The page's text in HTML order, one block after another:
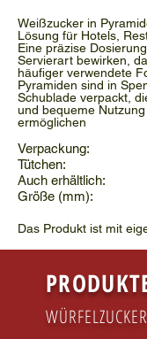
Weißzucker in
Lösung für Hotels,
Eine präzise
Servierart bewirken,
häufiger verwendete
Pyramiden sind in
Schublade verpackt,
und bequeme
ermöglichen
Verpackung:
Tütchen:
Auch erhältlich:
Größe (mm):
Das Produkt ist mit
WÜRFELZUCKER